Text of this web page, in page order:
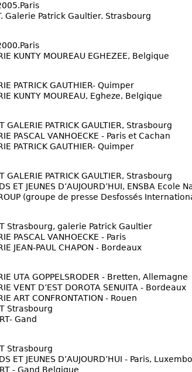
Galerie Patrick Gaultier. Strasbourg
KUNTY MOUREAU EGHEZEE, Belgique
PATRICK GAUTHIER- Quimper
KUNTY MOUREAU, Egheze, Belgique
GALERIE PATRICK GAULTIER, Strasbourg
PASCAL VANHOECKE - Paris et Cachan
PATRICK GAUTHIER- Quimper
GALERIE PATRICK GAULTIER, Strasbourg
ET JEUNES D’AUJOURD’HUI, ENSBA
(groupe de presse Desfossés
Strasbourg, galerie Patrick Gaultier
PASCAL VANHOECKE - Paris
JEAN-PAUL CHAPON - Bordeaux
UTA GOPPELSRODER - Bretten, Allemagne
VENT D’EST DOROTA SENUITA - Bordeaux
ART CONFRONTATION - Rouen
Strasbourg
Gand
Strasbourg
ET JEUNES D’AUJOURD’HUI - Paris,
- Gand Belgique